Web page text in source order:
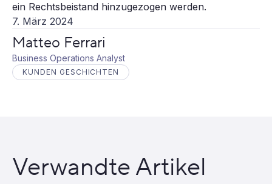
7. März 2024
Matteo Ferrari
Business Operations Analyst
KUNDEN GESCHICHTEN
ein Rechtsbeistand hinzugezogen werden.
Verwandte Artikel